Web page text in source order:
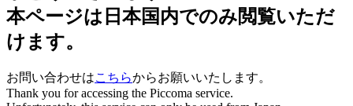
本ページは日本国内でのみ閲覧いただ
けます。
お問い合わせはこちらからお願いいたします。
Thank you for accessing the Piccoma service.